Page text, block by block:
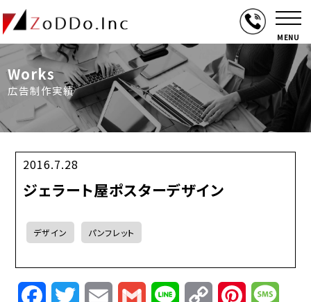
MENU
Works
広告制作実績
2016.7.28
ジェラート屋ポスターデザイン
デザイン パンフレット
FacebookTwitterEmail Gmail Line
Copy
Pinterest